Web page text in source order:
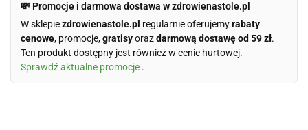
💸 Promocje i darmowa dostawa w zdrowienastole.pl
W sklepiezdrowienastole.pl regularnie oferujemyrabaty
cenowe, promocje,gratisyorazdarmową dostawę od 59 zł.
Ten produkt dostępny jest również w cenie hurtowej.
Sprawdź aktualne promocje .